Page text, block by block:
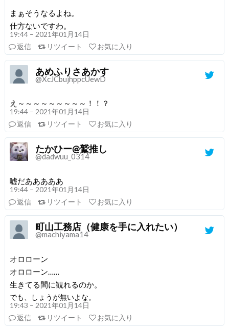
まぁそうなるよね。
仕方ないですわ。
19:44 – 2021年01月14日
返信
リツイート お気に入り
あめふりさあかす
@XcJCbujhppcUewD
え～～～～～～～～～！！？
19:44 – 2021年01月14日
返信
リツイート お気に入り
たかひー@鷲推し
@dadwuu_0314
嘘だあああああ
19:44 – 2021年01月14日
返信
リツイート お気に入り
町山工務店（健康を手に入れたい）
@machiyama14
オロローン
オロローン……
生きてる間に観れるのか。
でも、しょうが無いよな。
19:43 – 2021年01月14日
返信
リツイート お気に入り